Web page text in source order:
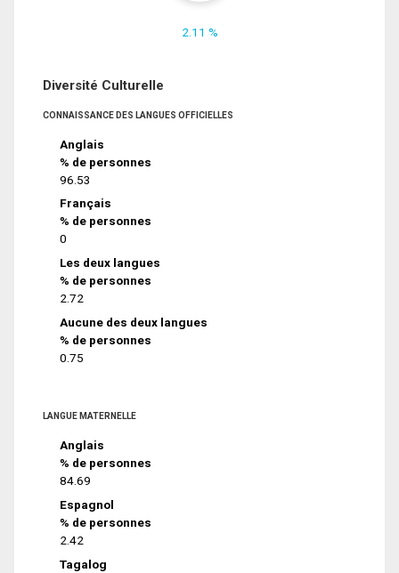
2.11 %
Diversité Culturelle
CONNAISSANCE DES LANGUES OFFICIELLES
Anglais
% de personnes
96.53
Français
% de personnes
0
Les deux langues
% de personnes
2.72
Aucune des deux langues
% de personnes
0.75
LANGUE MATERNELLE
Anglais
% de personnes
84.69
Espagnol
% de personnes
2.42
Tagalog